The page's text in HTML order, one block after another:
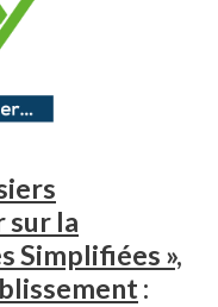
sur la
Simplifiées »,
: